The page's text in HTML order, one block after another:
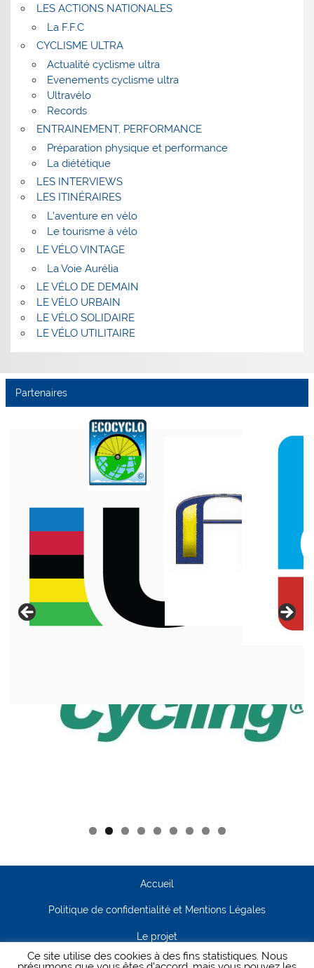
LES ACTIONS NATIONALES
La F.F.C
CYCLISME ULTRA
Actualité cyclisme ultra
Evenements cyclisme ultra
Ultravélo
Records
ENTRAINEMENT, PERFORMANCE
Préparation physique et performance
La diététique
LES INTERVIEWS
LES ITINÉRAIRES
L’aventure en vélo
Le tourisme à vélo
LE VÉLO VINTAGE
La Voie Aurélia
LE VÉLO DE DEMAIN
LE VÉLO URBAIN
LE VÉLO SOLIDAIRE
LE VÉLO UTILITAIRE
Partenaires
Accueil
Politique de confidentialité et Mentions Légales
Le projet
Contact
Ce site utilise des cookies à des fins statistiques. Nous